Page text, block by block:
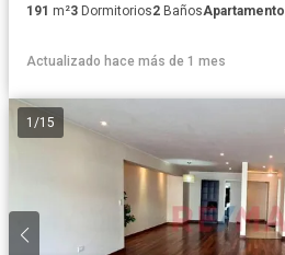
191 m²3 Dormitorios2 BañosApartamento
Actualizado hace más de 1 mes
1 /15